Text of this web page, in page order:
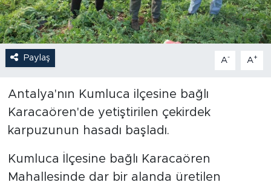
Paylaş A- A+
Antalya'nın Kumluca ilçesine bağlı
Karacaören'de yetiştirilen çekirdek
karpuzunun hasadı başladı.
Kumluca İlçesine bağlı Karacaören
Mahallesinde dar bir alanda üretilen